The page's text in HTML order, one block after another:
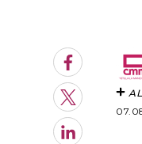
Facebook
Twitter
LinkedIn